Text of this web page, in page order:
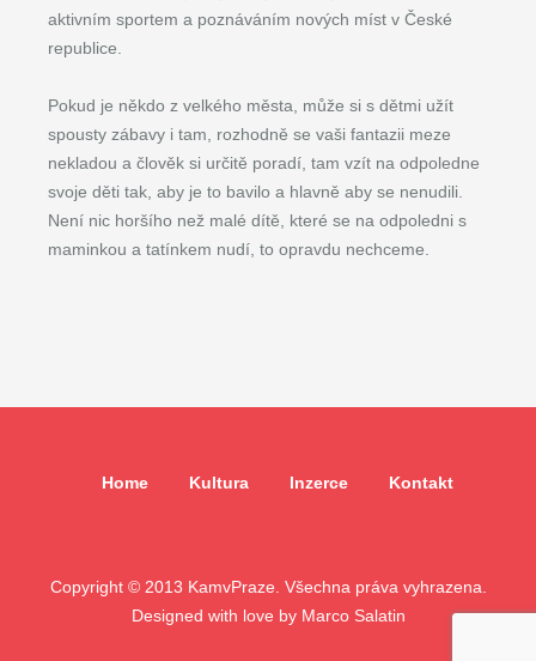
aktivním sportem a poznáváním nových míst v České
republice.
Pokud je někdo z velkého města, může si s dětmi užít
spousty zábavy i tam, rozhodně se vaši fantazii meze
nekladou a člověk si určitě poradí, tam vzít na odpoledne
svoje děti tak, aby je to bavilo a hlavně aby se nenudili.
Není nic horšího než malé dítě, které se na odpoledni s
maminkou a tatínkem nudí, to opravdu nechceme.
Home Kultura Inzerce Kontakt
Copyright © 2013 KamvPraze. Všechna práva vyhrazena.
Designed with love by Marco Salatin